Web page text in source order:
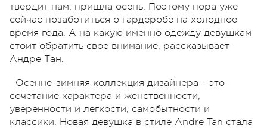
твердит нам: пришла осень. Поэтому пора уже
сейчас позаботиться о гардеробе на холодное
время года. А на какую именно одежду девушкам
стоит обратить свое внимание, рассказывает
Андре Тан.
Осенне-зимняя коллекция дизайнера - это
сочетание характера и женственности,
уверенности и легкости, самобытности и
классики. Новая девушка в стиле Andre Tan стала